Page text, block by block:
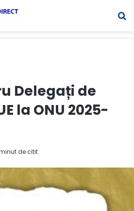
Delegați de
la ONU 2025-
de citit